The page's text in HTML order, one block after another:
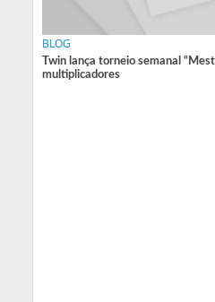
BLOG
Twin lança torneio semanal
multiplicadores